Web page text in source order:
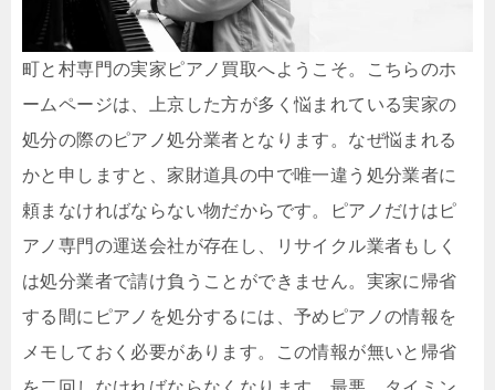
町と村専門の実家ピアノ買取へようこそ。こちらのホ
ームページは、上京した方が多く悩まれている実家の
処分の際のピアノ処分業者となります。なぜ悩まれる
かと申しますと、家財道具の中で唯一違う処分業者に
頼まなければならない物だからです。ピアノだけはピ
アノ専門の運送会社が存在し、リサイクル業者もしく
は処分業者で請け負うことができません。実家に帰省
する間にピアノを処分するには、予めピアノの情報を
メモしておく必要があります。この情報が無いと帰省